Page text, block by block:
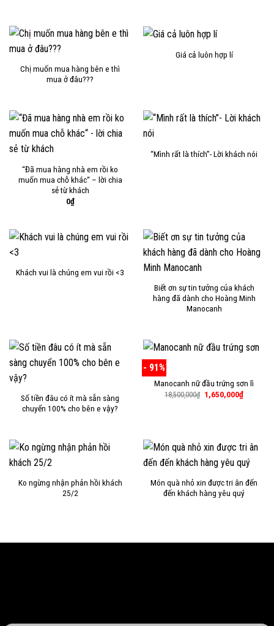
Chị muốn mua hàng bên e thì
mua ở đâu???
Giá cả luôn hợp lí
“Đã mua hàng nhà em rồi ko
muốn mua chỗ khác“ – lời chia
sẻ từ khách
0₫
“Mình rất là thích”- Lời khách nói
Khách vui là chúng em vui rồi <3
Biết ơn sự tin tưởng của khách
hàng đã dành cho Hoàng Minh
Manocanh
Số tiền đâu có ít mà sẵn sàng
chuyển 100% cho bên e vậy?
- 91%
Manocanh nữ đầu trứng sơn lì
18,500,000₫ Giá
gốc
1,650,000₫Giá
hiện
Ko ngừng nhận phản hồi khách
25/2
Món quà nhỏ xin được tri ân đến
đến khách hàng yêu quý